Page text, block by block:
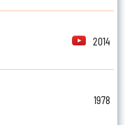
2014
1978